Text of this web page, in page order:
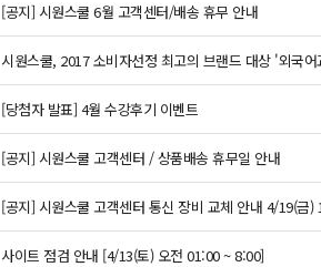
[공지] 시원스쿨 6월 고객센터/배송 휴무 안내
시원스쿨, 2017 소비자선정 최고의 브랜드 대상 '외국
[당첨자 발표] 4월 수강후기 이벤트
[공지] 시원스쿨 고객센터 / 상품배송 휴무일 안내
[공지] 시원스쿨 고객센터 통신 장비 교체 안내 4/19(금
사이트 점검 안내 [4/13(토) 오전 01:00 ~ 8:00]